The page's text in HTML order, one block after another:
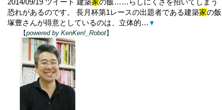
恐れがあるのです。 長月杯第1レースの出題者である建築家の飯
塚豊さんが得意としているのは、立体的… ▼
【powered by KenKen!_Robot】